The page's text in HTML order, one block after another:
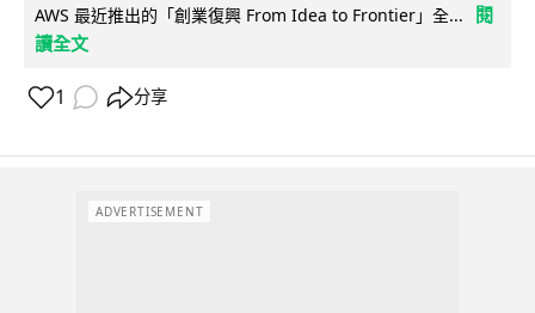
AWS 最近推出的「創業復興 From Idea to Frontier」全...
閱
讀全文
1 分享
ADVERTISEMENT